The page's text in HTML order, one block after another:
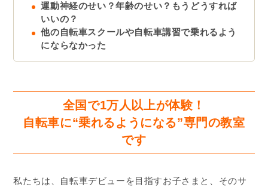
運動神経のせい？年齢のせい？もうどうすれば
いいの？
他の自転車スクールや自転車講習で乗れるよう
にならなかった
全国で1万人以上が体験！
自転車に“乗れるようになる”専門の教室
です
私たちは、自転車デビューを目指すお子さまと、そのサ